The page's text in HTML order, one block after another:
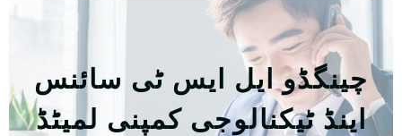
چینگڈو ایل ایس ٹی سائنس
اینڈ ٹیکنالوجی کمپنی لمیٹڈ